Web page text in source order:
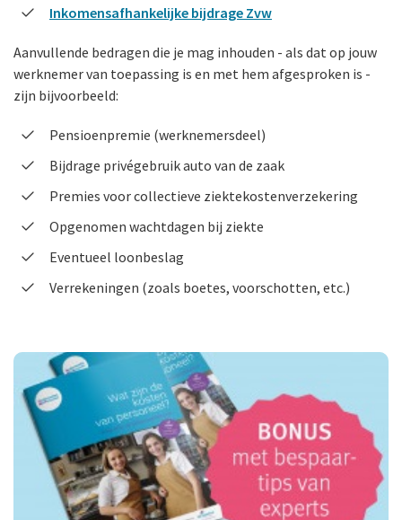
Inkomensafhankelijke bijdrage Zvw
Aanvullende bedragen die je mag inhouden - als dat op jouw
werknemer van toepassing is en met hem afgesproken is -
zijn bijvoorbeeld:
Pensioenpremie (werknemersdeel)
Bijdrage privégebruik auto van de zaak
Premies voor collectieve ziektekosten­verzekering
Opgenomen wachtdagen bij ziekte
Eventueel loonbeslag
Verrekeningen (zoals boetes, voorschotten, etc.)